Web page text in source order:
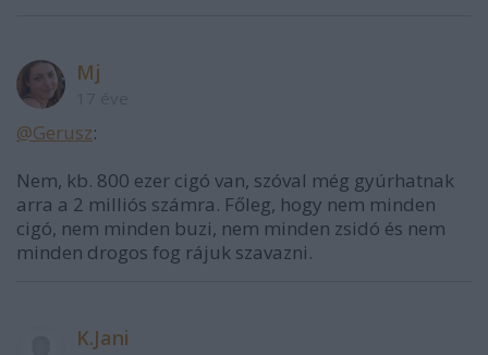
Mj
@Gerusz:
Nem, kb. 800 ezer cigó van, szóval még gyúrhatnak
arra a 2 milliós számra. Főleg, hogy nem minden
cigó, nem minden buzi, nem minden zsidó és nem
minden drogos fog rájuk szavazni.
K.Jani